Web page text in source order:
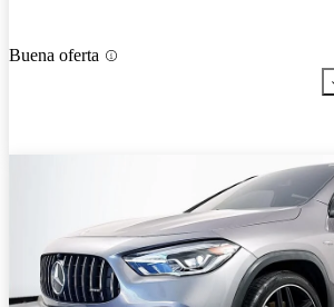
Buena oferta